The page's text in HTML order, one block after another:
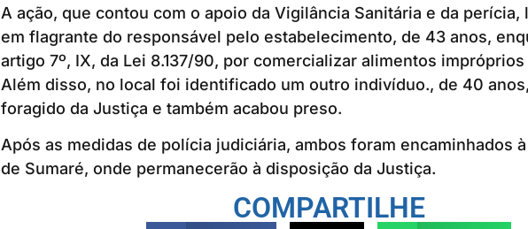
A ação, que contou com o apoio da Vigilância Sanitária e da perícia,
em flagrante do responsável pelo estabelecimento, de 43 anos,
artigo 7º, IX, da Lei 8.137/90, por comercializar alimentos
Além disso, no local foi identificado um outro indivíduo., de 40
foragido da Justiça e também acabou preso.
Após as medidas de polícia judiciária, ambos foram encaminhados
de Sumaré, onde permanecerão à disposição da Justiça.
COMPARTILHE